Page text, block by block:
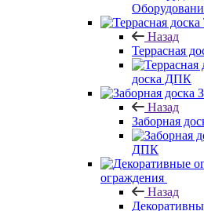
Назад
Террасная
доска ДПК
Назад
Заборная
ДПК
ограждения
Назад